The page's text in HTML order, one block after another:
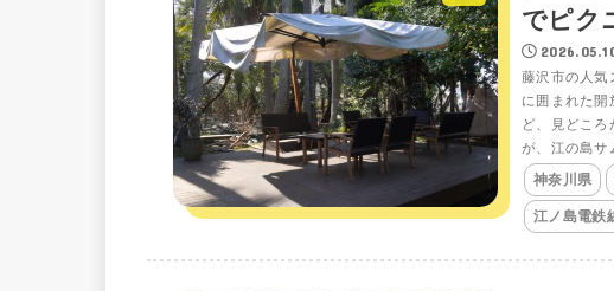
でピク
藤沢市の人気
に囲まれた開
ど、見どこ
が、江の島サ
神奈川県
江ノ島電鉄